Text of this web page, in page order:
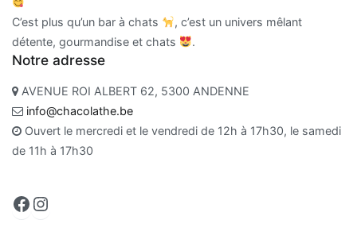
C’est plus qu’un bar à chats
, c’est un univers mêlant
détente, gourmandise et chats
.
Notre adresse
AVENUE ROI ALBERT 62, 5300 ANDENNE
info@chacolathe.be
Ouvert le mercredi et le vendredi de 12h à 17h30, le samedi
de 11h à 17h30
Facebook